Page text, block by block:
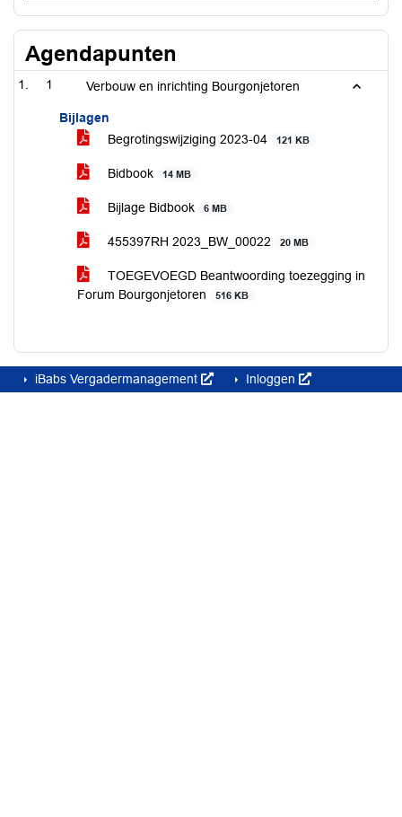
Agendapunten
1 Verbouw en inrichting Bourgonjetoren
Bijlagen
Begrotingswijziging 2023-04
121 KB
Bidbook 14 MB
Bijlage Bidbook 6 MB
455397RH 2023_BW_00022 20 MB
TOEGEVOEGD Beantwoording toezegging in
Forum Bourgonjetoren
516 KB
iBabs Vergadermanagement Inloggen